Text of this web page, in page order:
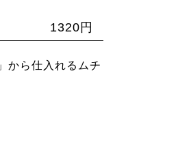
1320円
から仕入れるムチ